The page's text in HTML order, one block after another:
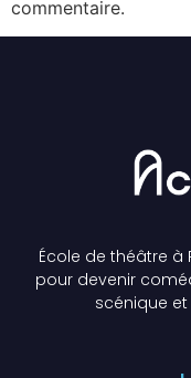
commentaire.
École de théâtre à
pour devenir
scénique